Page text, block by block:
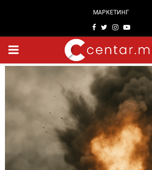
МАРКЕТИНГ
Facebook
TwitterInstagram
Youtube
PRIMARY
MENU